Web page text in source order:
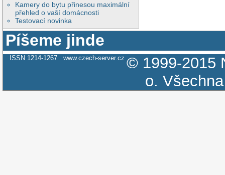
Kamery do bytu přinesou maximální
přehled o vaší domácnosti
Testovací novinka
Píšeme jinde
ISSN 1214-1267 www.czech-server.cz © 1999-2015
o.